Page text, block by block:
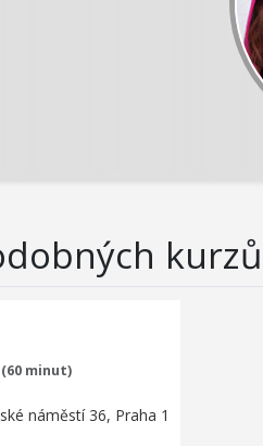
kurzů
(60 minut)
náměstí 36, Praha 1